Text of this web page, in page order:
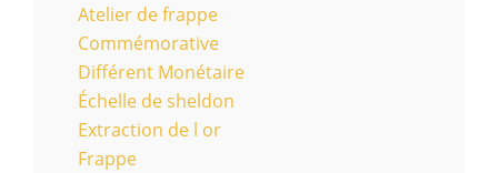
Atelier de frappe
Commémorative
Différent Monétaire
Échelle de sheldon
Extraction de l or
Frappe